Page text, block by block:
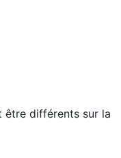
être différents sur la